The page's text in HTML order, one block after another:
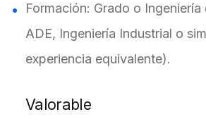
Formación: Grado o
ADE, Ingeniería Industrial o
experiencia equivalente).
Valorable